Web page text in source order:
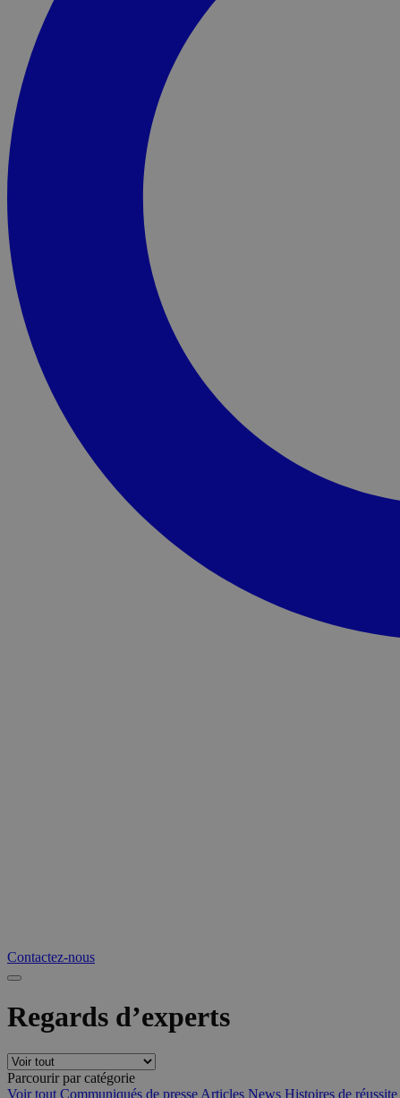
Contactez-nous
Regards d’experts
Parcourir par catégorie
Voir tout Communiqués de presse Articles News Histoires de réussite